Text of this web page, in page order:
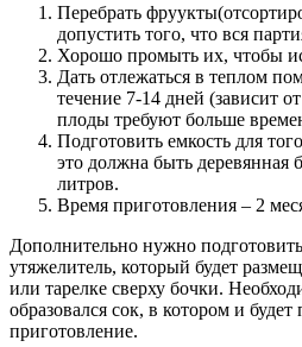
Перебрать
допустить того, что вся
Хорошо промыть их, чтобы
Дать отлежаться в теплом
течение 7-14 дней (зависит
плоды требуют больше
Подготовить емкость для
это должна быть деревянная
литров.
Время приготовления – 2
Дополнительно нужно
утяжелитель, который будет
или тарелке сверху бочки.
образовался сок, в котором и
приготовление.